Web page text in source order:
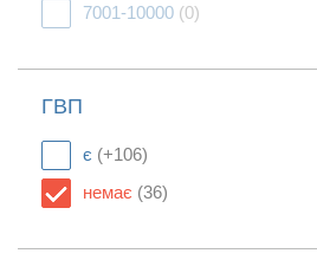
7001-10000 (0)
ГВП
є (+106)
немає (36)